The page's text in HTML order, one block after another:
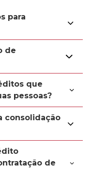
para
de
que
pessoas?
consolidação
de